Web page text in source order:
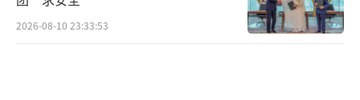
2026-08-10 23:33:53